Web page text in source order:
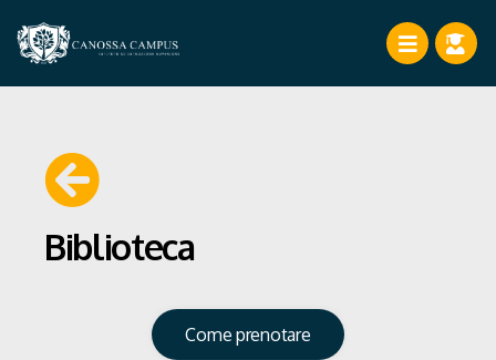
Biblioteca
Come prenotare